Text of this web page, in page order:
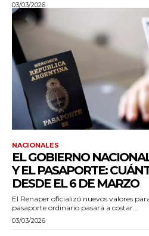
03/03/2026
NACIONALES
EL GOBIERNO
Y EL PASAPORTE:
DESDE EL 6 DE MARZO
El Renaper oficializó nuevos valores
pasaporte ordinario pasará a costar...
03/03/2026